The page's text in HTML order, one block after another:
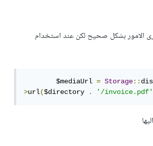
الامور بشكل صحيح لكن عند استخدام
        $mediaUrl
= Storage::
>url($directory . '/